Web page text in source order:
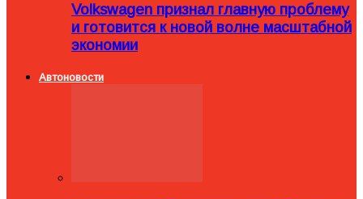
Volkswagen признал главную проблему
и готовится к новой волне масштабной
экономии
Автоновости